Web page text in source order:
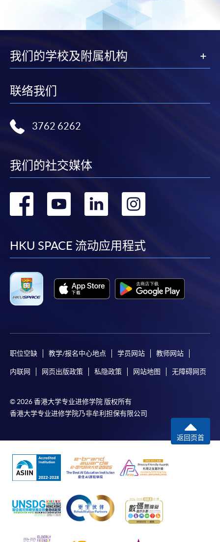
申請人可使用以下方式繳交報名費或課程費用:
定繳費靈網上密碼。有關如何申請繳費靈戶口及密
碼，請瀏覽繳費靈網址http://www.ppshk.com 。
*信用咭網上繳費服務
Mastercard（包括「香港大學專業進修學院
學中心作付款安排。
如欲了解如何於網上報讀新課程及繳費，請瀏覽網上
申請/報讀指南 :
個別學歷頒授課程
報讀同一學歷頒授課程內其他單元
個別課程為須報讀同一學歷頒授課程及其他單元或繳
程設有此服務，課程負責人會通知學員有關程序。
網上支付可通過「繳費靈」(PPS) (不適用於手機)、
VISA 或 Mastercard、「微信支付」(Online WeChat
報讀新課程
凡以「先到先得」為取錄方式的課程，請填妥
SF26報名表，親往報名中心
或以郵遞方式連同學
費以及所需證明文件呈交。
我们的学校及附属机构
联络我们
3762 6262
我们的社交媒体
转
facebook
转
youtube
转
linkedin
转
HKU SPACE 流动应用程式
职位空缺 教学/报名中心地点 学员网站 教师网站
内联网 网页出版政策 私隐政策 网站地图 无障碍网页
© 2026 香港大学专业进修学院 版权所有
香港大学专业进修学院乃非牟利担保有限公司
返回页首